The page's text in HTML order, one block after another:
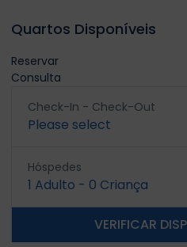
Quartos Disponíveis
Reservar
Consulta
Check-In - Check-Out
Please select
Hóspedes
1 Adulto - 0 Criança
VERIFICAR